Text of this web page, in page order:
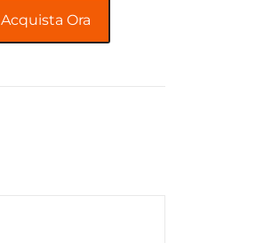
Acquista Ora